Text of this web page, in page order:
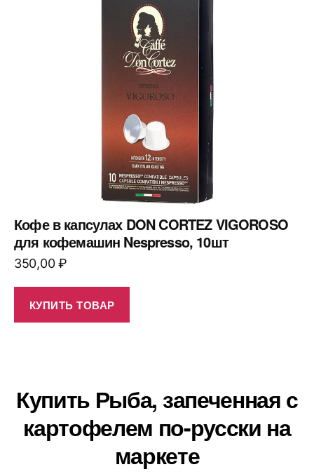
Кофе в капсулах DON CORTEZ VIGOROSO
для кофемашин Nespresso, 10шт
350,00₽
КУПИТЬ ТОВАР
Купить Рыба, запеченная с
картофелем по-русски на
маркете